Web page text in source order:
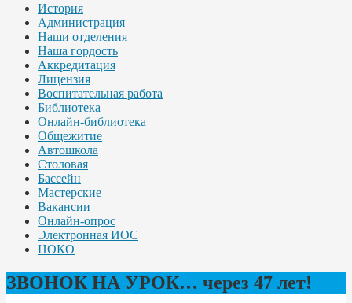
История
Администрация
Наши отделения
Наша гордость
Аккредитация
Лицензия
Воспитательная работа
Библиотека
Онлайн-библиотека
Общежитие
Автошкола
Столовая
Бассейн
Мастерские
Вакансии
Онлайн-опрос
Электронная ИОС
НОКО
ЗВОНОК НА УРОК… через 47 лет!